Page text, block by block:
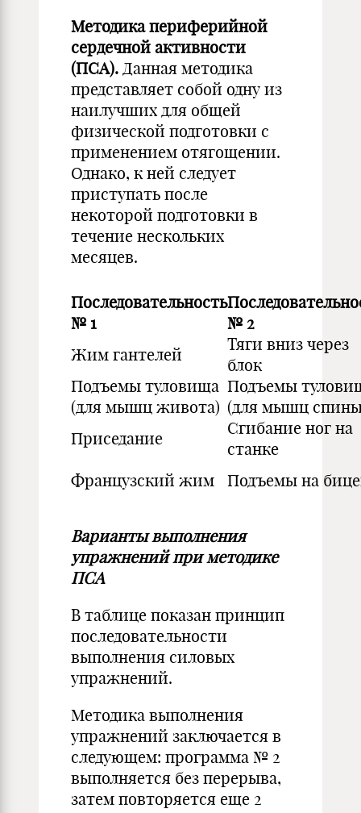
Методика периферийной
сердечной активности
(ПСА). Данная методика
представляет собой одну из
наилучших для общей
физической подготовки с
применением отягощении.
Однако, к ней следует
приступать после
некоторой подготовки в
течение нескольких
месяцев.
Последовательность
№ 1
№ 2
Жим гантелей
Тяги вниз через
блок
Подъемы туловища
(для мышц живота)
Подъемы
(для мышц
Приседание
Сгибание ног на
станке
Французский жим
Подъемы на
Варианты выполнения
упражнений при методике
ПСА
В таблице показан принцип
последовательности
выполнения силовых
упражнений.
Методика выполнения
упражнений заключается в
следующем: программа № 2
выполняется без перерыва,
затем повторяется еще 2